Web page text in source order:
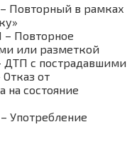
Повторный в рамках
– Повторное
или разметкой
ДТП с пострадавшими
от
на состояние
Употребление